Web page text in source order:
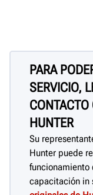
PARA
SERVICIO,
CONTACTO
HUNTER
Su
Hunter puede
funcionamiento
capacitación in